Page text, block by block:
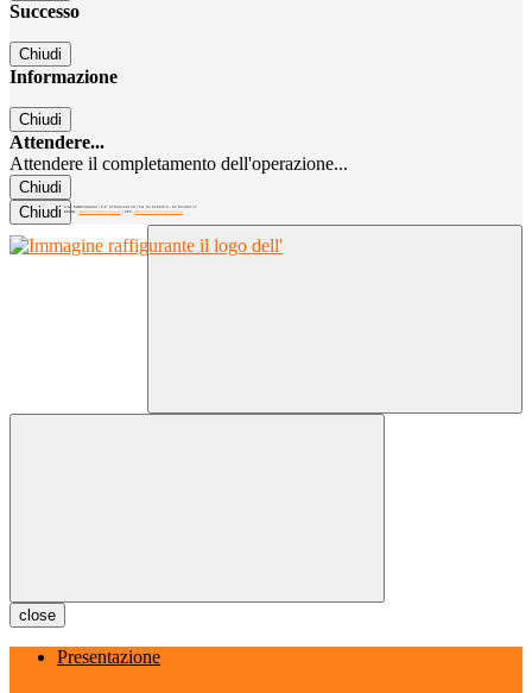
Successo
Chiudi
Informazione
Chiudi
Attendere...
Attendere il completamento dell'operazione...
Chiudi
Chiudi
C.M. MIRC300004 | C.F. 97040260156 | Tel. 02.8260979 - 02.89300137
EMAIL: mirc300004@istruzione.it | PEC: mirc300004@pec.istruzione.it
close
Presentazione